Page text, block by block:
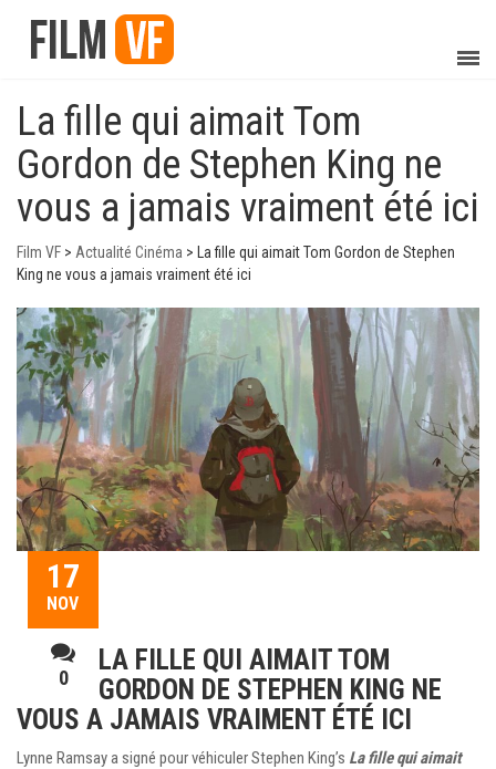
La fille qui aimait Tom
Gordon de Stephen King ne
vous a jamais vraiment été ici
Film VF > Actualité Cinéma >
La fille qui aimait Tom Gordon de Stephen
King ne vous a jamais vraiment été ici
17
NOV
0
LA FILLE QUI AIMAIT TOM
GORDON DE STEPHEN KING NE
VOUS A JAMAIS VRAIMENT ÉTÉ ICI
Lynne Ramsay a signé pour véhiculer Stephen King’s La fille qui aimait